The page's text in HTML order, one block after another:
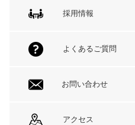
採用情報
よくあるご質問
お問い合わせ
アクセス